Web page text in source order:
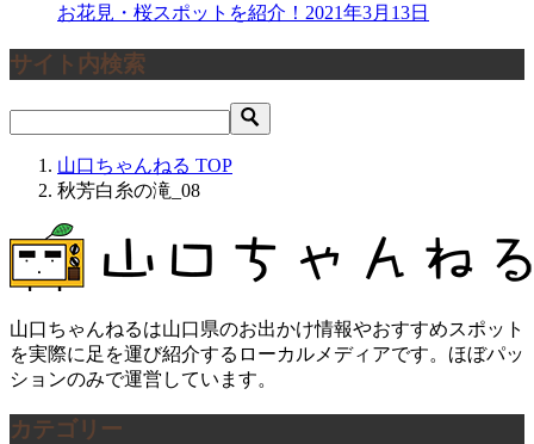
お花見・桜スポットを紹介！ 2021年3月13日
サイト内検索
山口ちゃんねる TOP
秋芳白糸の滝_08
山口ちゃんねるは山口県のお出かけ情報やおすすめスポット
を実際に足を運び紹介するローカルメディアです。ほぼパッ
ションのみで運営しています。
カテゴリー